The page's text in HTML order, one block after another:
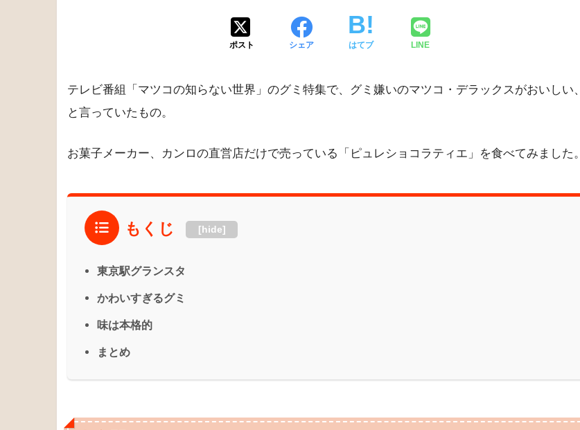
ポスト シェア はてブ LINE
テレビ番組「マツコの知らない世界」のグミ特集で、グミ嫌いのマツコ・デラックスがおいしい、
と言っていたもの。
お菓子メーカー、カンロの直営店だけで売っている「ピュレショコラティエ」を食べてみました。
もくじ [hide]
東京駅グランスタ
かわいすぎるグミ
味は本格的
まとめ